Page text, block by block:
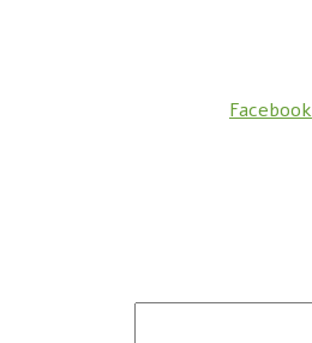
Facebook